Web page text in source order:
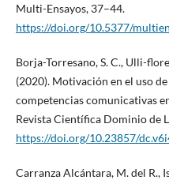
Multi-Ensayos, 37–44.
https://doi.org/10.5377/
Borja-Torresano, S. C., Ulli-
(2020). Motivación en el uso
competencias comunicativas
Revista Científica Dominio de
https://doi.org/10.23857/
Carranza Alcántara, M. del R.,